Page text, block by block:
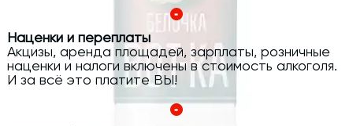
Наценки и переплаты
Акцизы, аренда площадей, зарплаты, розничные
наценки и налоги включены в стоимость алкоголя.
И за всё это платите ВЫ!